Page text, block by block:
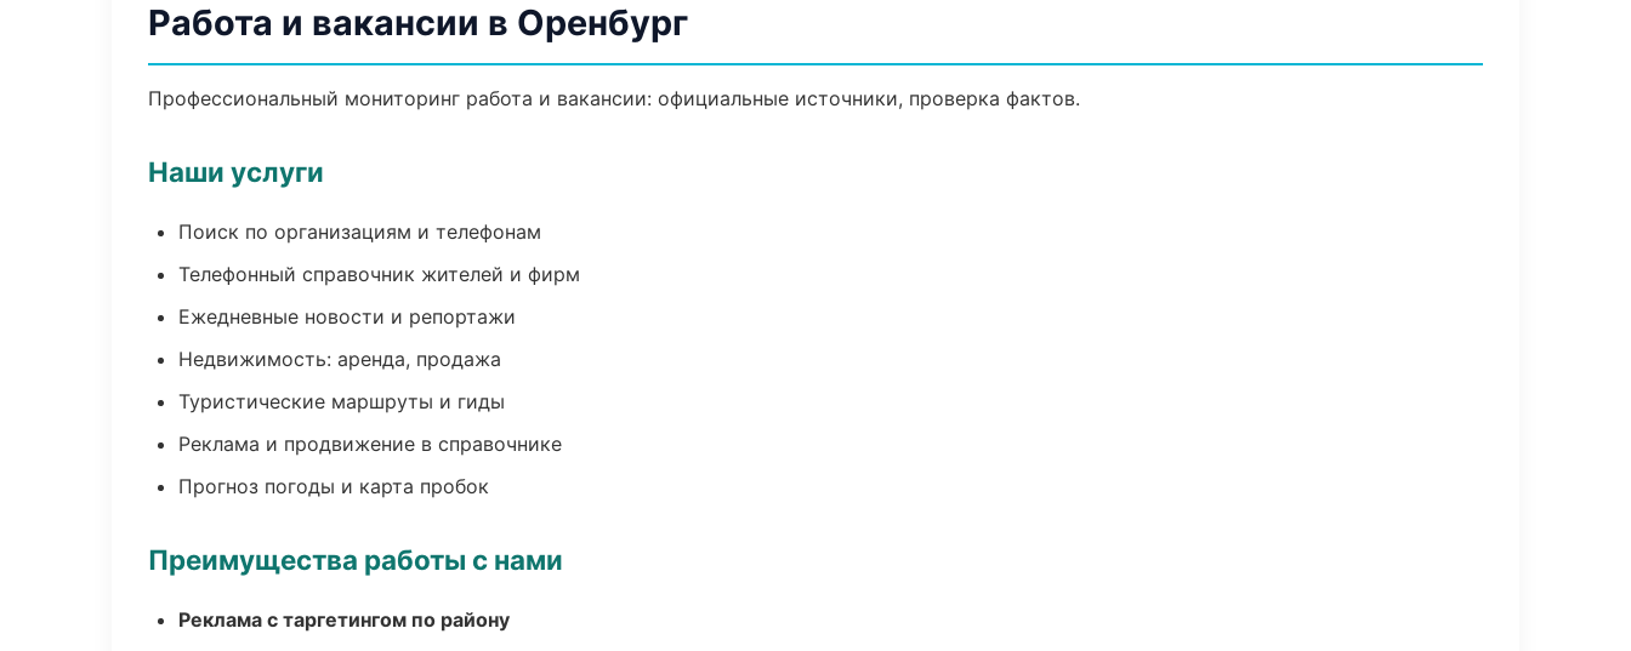
Работа и вакансии в Оренбург
Профессиональный мониторинг работа и вакансии: официальные источники, проверка фактов.
Наши услуги
Поиск по организациям и телефонам
Телефонный справочник жителей и фирм
Ежедневные новости и репортажи
Недвижимость: аренда, продажа
Туристические маршруты и гиды
Реклама и продвижение в справочнике
Прогноз погоды и карта пробок
Преимущества работы с нами
Реклама с таргетингом по району